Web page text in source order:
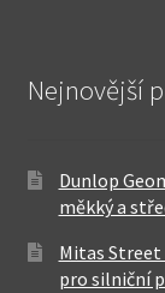
Nejnovější
Dunlop
měkký a
Mitas Street
pro silniční